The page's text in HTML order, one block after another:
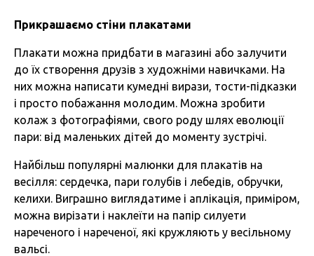
Прикрашаємо стіни плакатами
Плакати можна придбати в магазині або залучити
до їх створення друзів з художніми навичками. На
них можна написати кумедні вирази, тости-підказки
і просто побажання молодим. Можна зробити
колаж з фотографіями, свого роду шлях еволюції
пари: від маленьких дітей до моменту зустрічі.
Найбільш популярні малюнки для плакатів на
весілля: сердечка, пари голубів і лебедів, обручки,
келихи. Виграшно виглядатиме і аплікація, приміром,
можна вирізати і наклеїти на папір силуети
нареченого і нареченої, які кружляють у весільному
вальсі.